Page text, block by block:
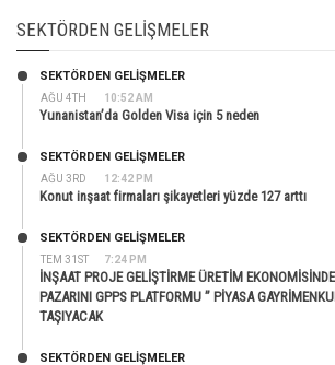
SEKTÖRDEN GELIŞMELER
AĞU 4TH 10:52 AM
SEKTÖRDEN GELIŞMELER
Yunanistan’da Golden Visa için 5 neden
AĞU 3RD 12:42 PM
SEKTÖRDEN GELIŞMELER
Konut inşaat firmaları şikayetleri yüzde 127 arttı
TEM 31ST 7:24 PM
SEKTÖRDEN GELIŞMELER
İNŞAAT PROJE GELİŞTİRME ÜRETİM
PAZARINI GPPS PLATFORMU ” PİYASA
TAŞIYACAK
SEKTÖRDEN GELIŞMELER